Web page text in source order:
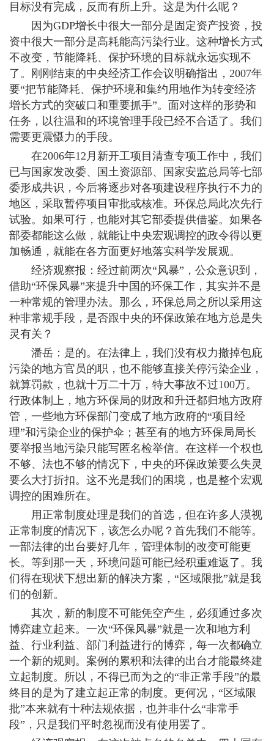
目标没有完成，反而有所上升。这是为什么呢？
因为GDP增长中很大一部分是固定资产投资，投
资中很大一部分是高耗能高污染行业。这种增长方式
不改变，节能降耗、保护环境的目标就永远实现不
了。刚刚结束的中央经济工作会议明确指出，2007年
要“把节能降耗、保护环境和集约用地作为转变经济
增长方式的突破口和重要抓手”。面对这样的形势和
任务，以往温和的环境管理手段已经不合适了。我们
需要更震慑力的手段。
在2006年12月新开工项目清查专项工作中，我们
已与国家发改委、国土资源部、国家安监总局等七部
委形成共识，今后将逐步对各项建设程序执行不力的
地区，采取暂停项目审批或核准。环保总局此次先行
试验。如果可行，也能对其它部委提供借鉴。如果各
部委都能这么做，就能让中央宏观调控的政令得以更
加畅通，就能在各方面更好地落实科学发展观。
经济观察报：经过前两次“风暴”，公众意识到，
借助“环保风暴”来提升中国的环保工作，其实并不是
一种常规的管理办法。那么，环保总局之所以采用这
种非常规手段，是否跟中央的环保政策在地方总是失
灵有关？
潘岳：是的。在法律上，我们没有权力撤掉包庇
污染的地方官员的职，也不能够直接关停污染企业，
就算罚款，也就十万二十万，特大事故不过100万。
行政体制上，地方环保局的财政和升迁都归地方政府
管，一些地方环保部门变成了地方政府的“项目经
理”和污染企业的保护伞；甚至有的地方环保局局长
要举报当地污染只能写匿名检举信。在这样一个权也
不够、法也不够的情况下，中央的环保政策要么失灵
要么大打折扣。这不光是我们的困境，也是整个宏观
调控的困难所在。
用正常制度处理是我们的首选，但在许多人漠视
正常制度的情况下，该怎么办呢？首先我们不能等。
一部法律的出台要好几年，管理体制的改变可能更
长。等到那一天，环境问题可能已经积重难返了。我
们得在现状下想出新的解决方案，“区域限批”就是我
们的创新。
其次，新的制度不可能凭空产生，必须通过多次
博弈建立起来。一次“环保风暴”就是一次和地方利
益、行业利益、部门利益进行的博弈，每一次都确立
一个新的规则。案例的累积和法律的出台才能最终建
立起制度。所以，不得已而为之的“非正常手段”的最
终目的是为了建立起正常的制度。更何况，“区域限
批”本来就有十种法规依据，也并非什么“非常手
段”，只是我们平时忽视而没有使用罢了。